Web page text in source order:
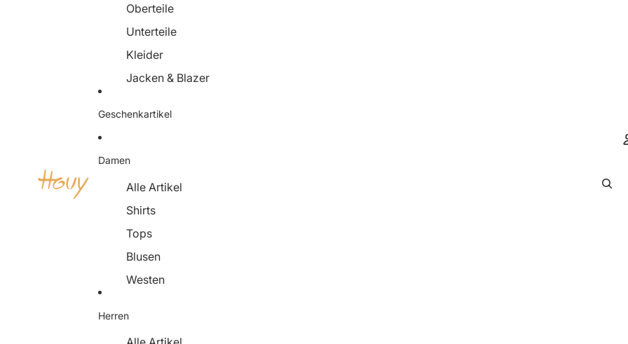
Oberteile
Unterteile
Kleider
Jacken & Blazer
Geschenkartikel
Damen
Alle Artikel
Shirts
Tops
Blusen
Westen
Herren